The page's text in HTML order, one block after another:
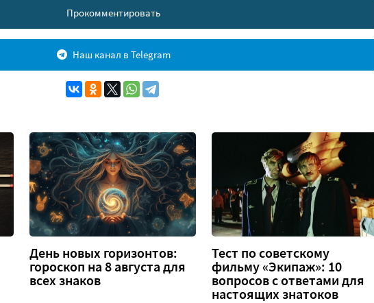
Прокомментировать
Наш канал в Telegram
День новых горизонтов:
гороскоп на 8 августа для
всех знаков
Тест по советскому
фильму «Экипаж»: 10
вопросов с ответами для
настоящих знатоков